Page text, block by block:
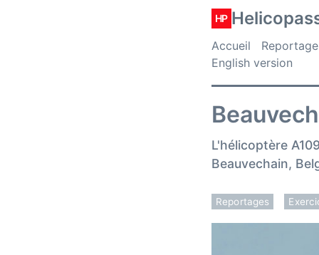
HP
Accueil
English version
L'hélicoptère
Beauvechain,
Reportages